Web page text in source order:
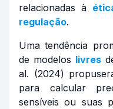
relacionadas à
regulação.
Uma tendência
de modelos livres
al. (2024)
para calcular
sensíveis ou suas